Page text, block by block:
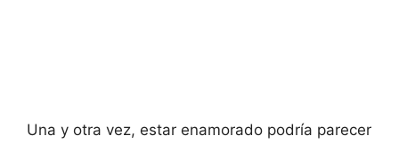
Una y otra vez, estar enamorado podría parecer